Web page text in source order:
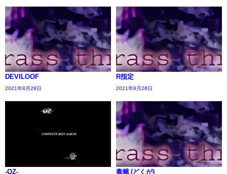
DEVILOOF
2021年8月28日
R指定
2021年8月28日
-OZ- 毒蛾 (どくが)